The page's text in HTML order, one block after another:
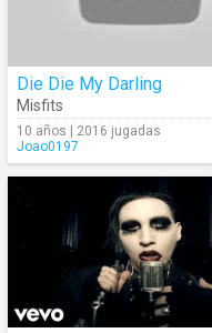
Die Die My Darling
Misfits
10 años | 2016 jugadas
Joao0197